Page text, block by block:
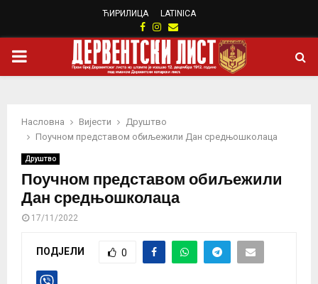
ЋИРИЛИЦА LATINICA
Facebook
Instagram
Email
PRIMARY
Насловна Вијести
Друштво
Поучном представом обиљежили Дан средњошколаца
Друштво
Поучном представом обиљежили
Дан средњошколаца
17/11/2022
ПОДЈЕЛИ 0